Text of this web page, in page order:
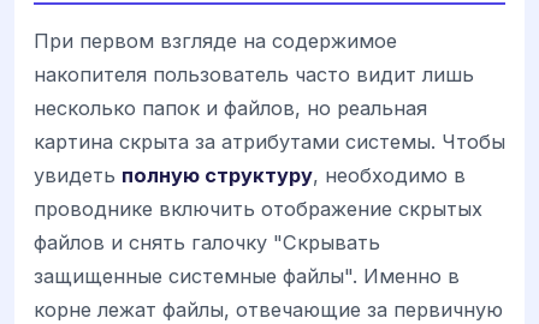
При первом взгляде на содержимое
накопителя пользователь часто видит лишь
несколько папок и файлов, но реальная
картина скрыта за атрибутами системы. Чтобы
увидеть полную структуру, необходимо в
проводнике включить отображение скрытых
файлов и снять галочку "Скрывать
защищенные системные файлы". Именно в
корне лежат файлы, отвечающие за первичную